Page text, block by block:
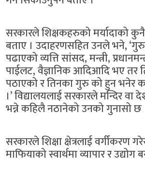
सरकारले शिक्षकहरुको मर्यादाको
बताए । उदाहरणसहित उनले भने,
पढाएको व्यत्ति सांसद, मन्त्री,
पाईलट, वैज्ञानिक आदिआदि भए
पठाएको र तिनका गुरु को हुन भनेर
।’ विद्यालयलाई सरकारले मन्दिर वा
भन्ने कहिलै नठानेको उनको गुनासो छ
सरकारले शिक्षा क्षेत्रलाई वर्गीकरण
माफियाको स्वार्थमा व्यापार र उद्योग